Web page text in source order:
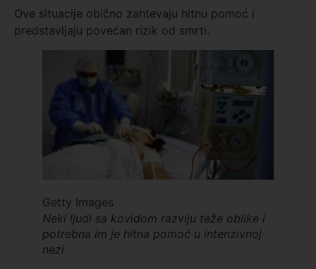
Ove situacije obično zahtevaju hitnu pomoć i
predstavljaju povećan rizik od smrti.
Getty Images
Neki ljudi sa kovidom razviju teže oblike i
potrebna im je hitna pomoć u intenzivnoj
nezi